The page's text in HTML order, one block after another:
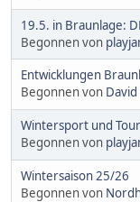
19.5. in Braunlage:
Begonnen von
Entwicklungen
Begonnen von David
Wintersport und
Begonnen von
Wintersaison 25/26
Begonnen von